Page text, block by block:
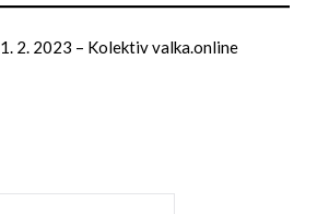
1. 2. 2023 – Kolektiv valka.online